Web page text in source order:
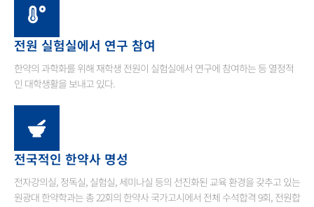
전원 실험실에서 연구 참여
한약의 과학화를 위해 재학생 전원이 실험실에서 연구에 참여하는 등 열정적
인 대학생활을 보내고 있다.
전국적인 한약사 명성
전자강의실, 정독실, 실험실, 세미나실 등의 선진화된 교육 환경을 갖추고 있는
원광대 한약학과는 총 22회의 한약사 국가고시에서 전체 수석합격 9회, 전원합